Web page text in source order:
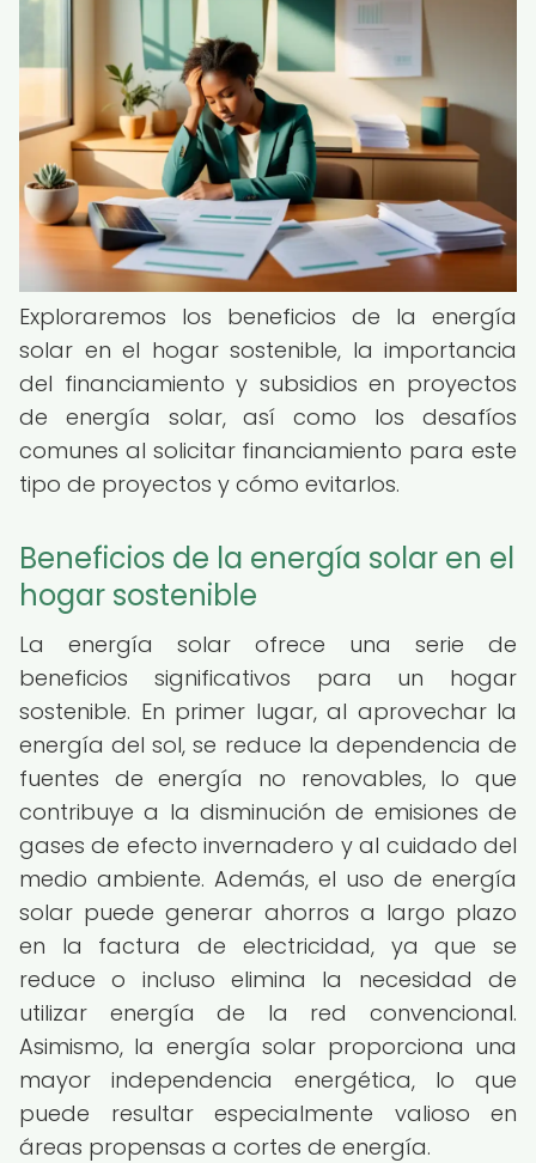
Exploraremos los beneficios de la energía
solar en el hogar sostenible, la importancia
del financiamiento y subsidios en proyectos
de energía solar, así como los desafíos
comunes al solicitar financiamiento para este
tipo de proyectos y cómo evitarlos.
Beneficios de la energía solar en el
hogar sostenible
La energía solar ofrece una serie de
beneficios significativos para un hogar
sostenible. En primer lugar, al aprovechar la
energía del sol, se reduce la dependencia de
fuentes de energía no renovables, lo que
contribuye a la disminución de emisiones de
gases de efecto invernadero y al cuidado del
medio ambiente. Además, el uso de energía
solar puede generar ahorros a largo plazo
en la factura de electricidad, ya que se
reduce o incluso elimina la necesidad de
utilizar energía de la red convencional.
Asimismo, la energía solar proporciona una
mayor independencia energética, lo que
puede resultar especialmente valioso en
áreas propensas a cortes de energía.